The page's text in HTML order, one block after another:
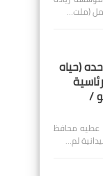
(حياه
/
عطيه محافظ
لم…